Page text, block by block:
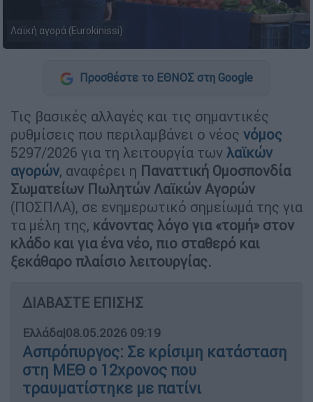
Λαϊκή αγορά (Eurokinissi)
Προσθέστε το ΕΘΝΟΣ στη Google
Τις βασικές αλλαγές και τις σημαντικές
ρυθμίσεις που περιλαμβάνει ο νέος νόμος
5297/2026 για τη λειτουργία των λαϊκών
αγορών, αναφέρει η Παναττική Ομοσπονδία
Σωματείων Πωλητών Λαϊκών Αγορών
(ΠΟΣΠΛΑ), σε ενημερωτικό σημείωμά της για
τα μέλη της, κάνοντας λόγο για «τομή» στον
κλάδο και για ένα νέο, πιο σταθερό και
ξεκάθαρο πλαίσιο λειτουργίας.
ΔΙΑΒΑΣΤΕ ΕΠΙΣΗΣ
Ελλάδα|08.05.2026 09:19
Ασπρόπυργος: Σε κρίσιμη κατάσταση
στη ΜΕΘ o 12χρονος που
τραυματίστηκε με πατίνι